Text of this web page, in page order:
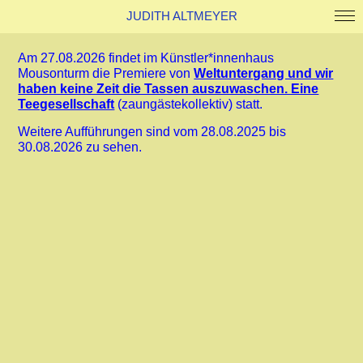
About
Kontakt
News
JUDITH ALTMEYER
Am 27.08.2026 findet im Künstler*innenhaus
Mousonturm die Premiere vonWeltuntergang und wir
haben keine Zeit die Tassen auszuwaschen. Eine
Teegesellschaft (zaungästekollektiv) statt.
Weitere Aufführungen sind vom 28.08.2025 bis
30.08.2026 zu sehen.